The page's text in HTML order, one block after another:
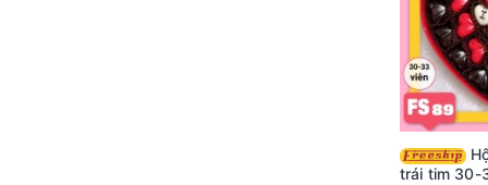
Hộp Socola Valentine
trái tim 30-